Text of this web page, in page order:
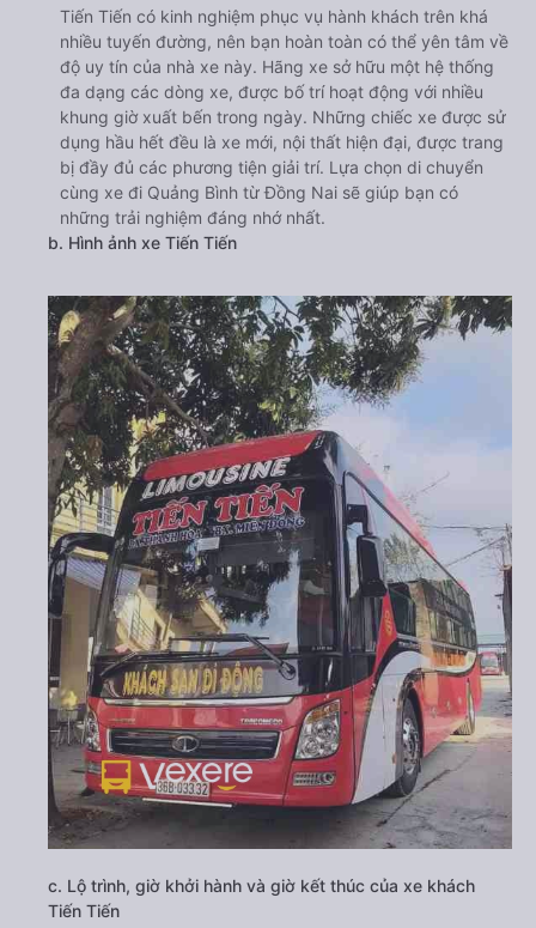
Tiến Tiến có kinh nghiệm phục vụ hành khách trên khá
nhiều tuyến đường, nên bạn hoàn toàn có thể yên tâm về
độ uy tín của nhà xe này. Hãng xe sở hữu một hệ thống
đa dạng các dòng xe, được bố trí hoạt động với nhiều
khung giờ xuất bến trong ngày. Những chiếc xe được sử
dụng hầu hết đều là xe mới, nội thất hiện đại, được trang
bị đầy đủ các phương tiện giải trí. Lựa chọn di chuyển
cùng xe đi Quảng Bình từ Đồng Nai sẽ giúp bạn có
những trải nghiệm đáng nhớ nhất.
b. Hình ảnh xe Tiến Tiến
c. Lộ trình, giờ khởi hành và giờ kết thúc của xe khách
Tiến Tiến